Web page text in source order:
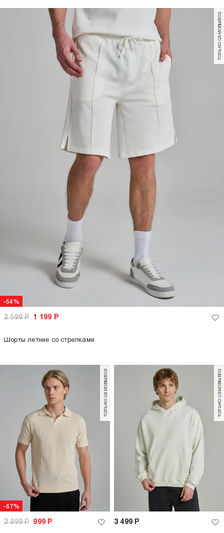
-54%
только самовывоз
2 599Р 1 199 Р
Шорты летние со стрелками
-67%
только самовывоз
2 999Р 999 Р
только самовывоз
3 499 Р